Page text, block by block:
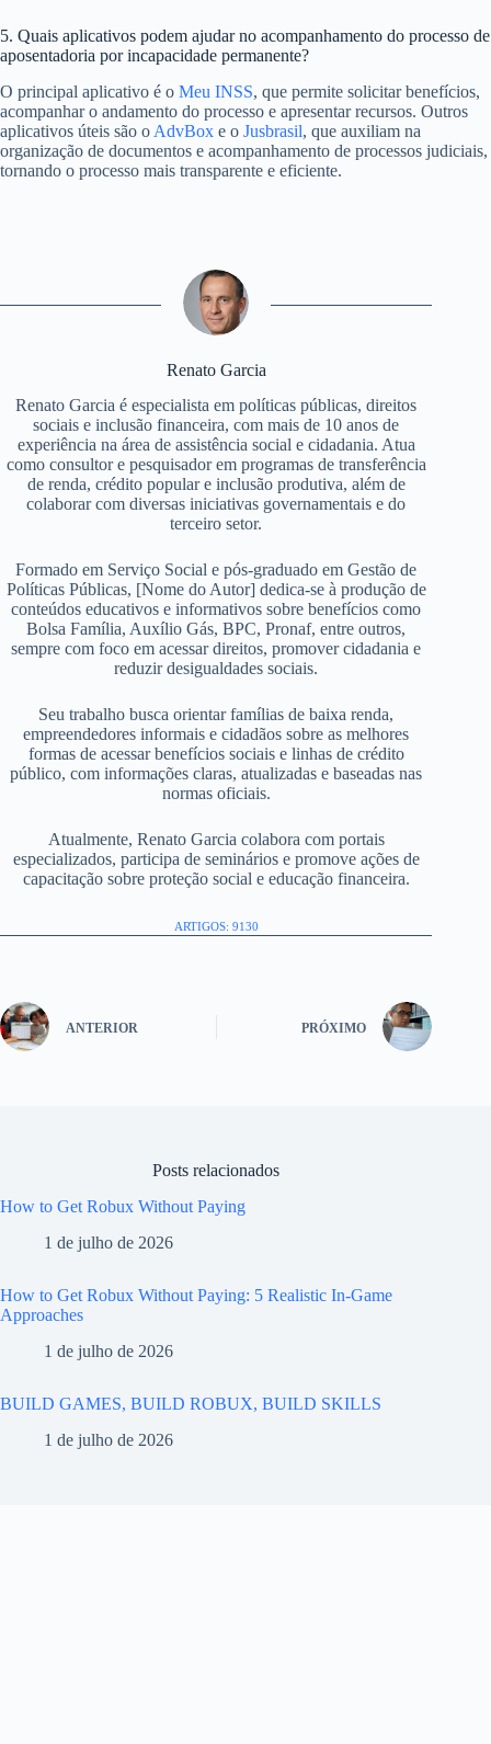
5. Quais aplicativos podem ajudar no acompanhamento do processo de
aposentadoria por incapacidade permanente?
O principal aplicativo é o Meu INSS, que permite solicitar benefícios,
acompanhar o andamento do processo e apresentar recursos. Outros
aplicativos úteis são o AdvBox e o Jusbrasil, que auxiliam na
organização de documentos e acompanhamento de processos judiciais,
tornando o processo mais transparente e eficiente.
Renato Garcia
Renato Garcia é especialista em políticas públicas, direitos
sociais e inclusão financeira, com mais de 10 anos de
experiência na área de assistência social e cidadania. Atua
como consultor e pesquisador em programas de transferência
de renda, crédito popular e inclusão produtiva, além de
colaborar com diversas iniciativas governamentais e do
terceiro setor.
Formado em Serviço Social e pós-graduado em Gestão de
Políticas Públicas, [Nome do Autor] dedica-se à produção de
conteúdos educativos e informativos sobre benefícios como
Bolsa Família, Auxílio Gás, BPC, Pronaf, entre outros,
sempre com foco em acessar direitos, promover cidadania e
reduzir desigualdades sociais.
Seu trabalho busca orientar famílias de baixa renda,
empreendedores informais e cidadãos sobre as melhores
formas de acessar benefícios sociais e linhas de crédito
público, com informações claras, atualizadas e baseadas nas
normas oficiais.
Atualmente, Renato Garcia colabora com portais
especializados, participa de seminários e promove ações de
capacitação sobre proteção social e educação financeira.
ARTIGOS: 9130
ANTERIOR PRÓXIMO
Posts relacionados
How to Get Robux Without Paying
1 de julho de 2026
How to Get Robux Without Paying: 5 Realistic In-Game
Approaches
1 de julho de 2026
BUILD GAMES, BUILD ROBUX, BUILD SKILLS
1 de julho de 2026